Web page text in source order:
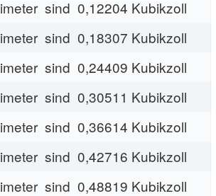
sind 0,12204 Kubikzoll
sind 0,18307 Kubikzoll
sind 0,24409 Kubikzoll
sind 0,30511 Kubikzoll
sind 0,36614 Kubikzoll
sind 0,42716 Kubikzoll
sind 0,48819 Kubikzoll